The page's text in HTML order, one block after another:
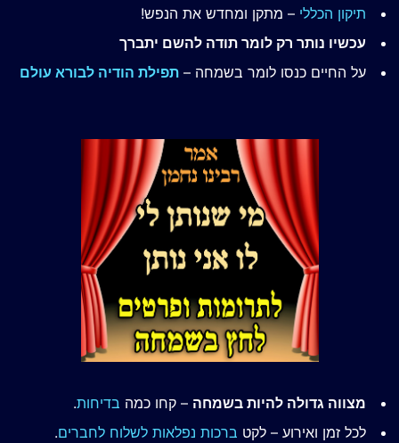
תיקון הכללי – מתקן ומחדש את הנפש!
עכשיו נותר רק לומר תודה להשם יתברך
על החיים כנסו לומר בשמחה – תפילת הודיה לבורא עולם
מצווה גדולה להיות בשמחה – קחו כמה בדיחות.
לכל זמן ואירוע – לקט ברכות נפלאות לשלוח לחברים.